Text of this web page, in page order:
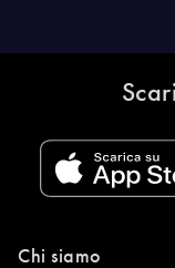
Chi siamo